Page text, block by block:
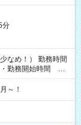
分
なめ！） 勤務時間
・勤務開始時間
・実働 05:00～
～！